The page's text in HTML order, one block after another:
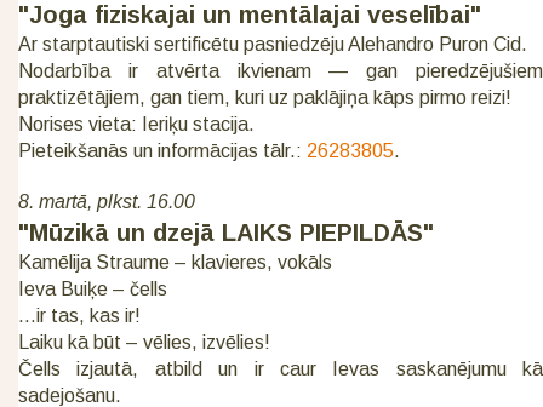
"Joga fiziskajai un mentālajai veselībai"
Ar starptautiski sertificētu pasniedzēju Alehandro Puron Cid.
Nodarbība ir atvērta ikvienam — gan pieredzējušiem
praktizētājiem, gan tiem, kuri uz paklājiņa kāps pirmo reizi!
Norises vieta: Ieriķu stacija.
Pieteikšanās un informācijas tālr.: 26283805.
8. martā, plkst. 16.00
"Mūzikā un dzejā LAIKS PIEPILDĀS"
Kamēlija Straume – klavieres, vokāls
Ieva Buiķe – čells
…ir tas, kas ir!
Laiku kā būt – vēlies, izvēlies!
Čells izjautā, atbild un ir caur Ievas saskanējumu kā
sadejošanu.